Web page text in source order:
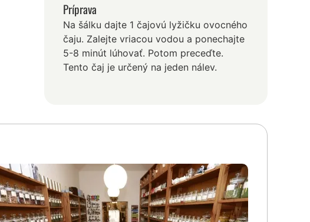
Príprava
Na šálku dajte 1 čajovú lyžičku ovocného
čaju. Zalejte vriacou vodou a ponechajte
5-8 minút lúhovať. Potom preceďte.
Tento čaj je určený na jeden nálev.